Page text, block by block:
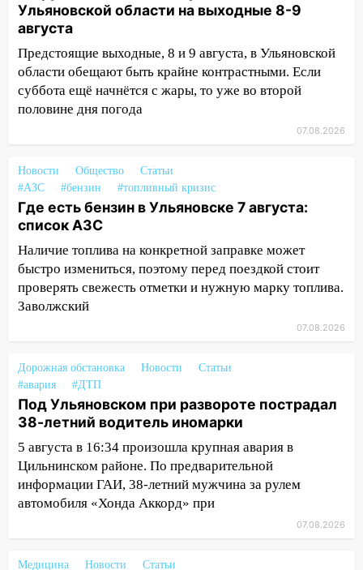
13:20 В Ульяновске за один день
обокрали женщину на пляже и
подростка в сквере
13:01 В Димитровграде мужчина
выбросил из машины страйкбольную
надвигается сильнейшая непогода: град
и шквал до 27 м/с
12:31
Ульяновец хотел купить иномарку
12:20 В Чердаклинском районе
столкнулись «Лада» и Chevrolet:
пострадал 14-летний подросток
Где есть бензин в Ульяновске 7
11:50
Заснул рядом с ребёнком и
случайно задушил его: суд вынес
приговор
11:38 В Ленинском районе пожар
полностью уничтожил дачный дом и
сарай
11:38
В Госдуме предложили отменить
11:25
В Ульяновске ИИ будет выявлять
Ульяновской области на выходные 8-9
августа
Предстоящие выходные, 8 и 9 августа, в Ульяновской
области обещают быть крайне контрастными. Если
суббота ещё начнётся с жары, то уже во второй
половине дня погода
07.08.2026
Новости Общество
Статьи
#АЗС
#бензин #топливный кризис
Где есть бензин в Ульяновске 7 августа:
список АЗС
Наличие топлива на конкретной заправке может
быстро измениться, поэтому перед поездкой стоит
проверять свежесть отметки и нужную марку топлива.
Заволжский
07.08.2026
Дорожная обстановка Новости
Статьи
#авария
#ДТП
Под Ульяновском при развороте пострадал
38-летний водитель иномарки
5 августа в 16:34 произошла крупная авария в
Цильнинском районе. По предварительной
информации ГАИ, 38-летний мужчина за рулем
автомобиля «Хонда Аккорд» при
07.08.2026
Медицина Новости Статьи